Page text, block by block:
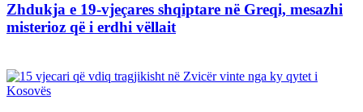
Zhdukja e 19-vjeçares shqiptare në Greqi, mesazhi
misterioz që i erdhi vëllait